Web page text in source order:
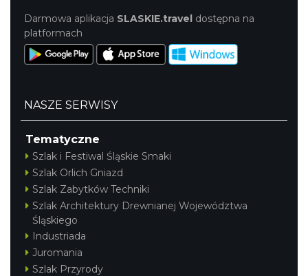
Darmowa aplikacja SLASKIE.travel dostępna na
platformach
NASZE SERWISY
Tematyczne
Szlak i Festiwal Śląskie Smaki
Szlak Orlich Gniazd
Szlak Zabytków Techniki
Szlak Architektury Drewnianej Województwa
Śląskiego
Industriada
Juromania
Szlak Przyrody